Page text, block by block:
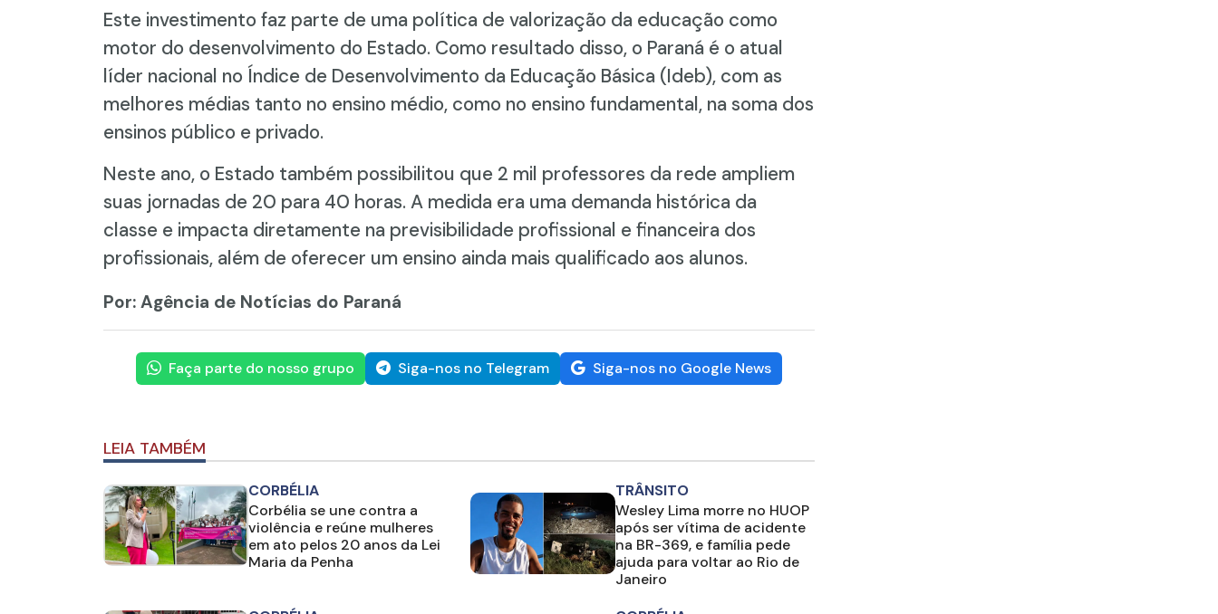
Este investimento faz parte de uma política de valorização da educação como
motor do desenvolvimento do Estado. Como resultado disso, o Paraná é o atual
líder nacional no Índice de Desenvolvimento da Educação Básica (Ideb), com as
melhores médias tanto no ensino médio, como no ensino fundamental, na soma dos
ensinos público e privado.
Neste ano, o Estado também possibilitou que 2 mil professores da rede ampliem
suas jornadas de 20 para 40 horas. A medida era uma demanda histórica da
classe e impacta diretamente na previsibilidade profissional e financeira dos
profissionais, além de oferecer um ensino ainda mais qualificado aos alunos.
Por: Agência de Notícias do Paraná
Faça parte do nosso grupo Siga-nos no Telegram Siga-nos no Google News
LEIA TAMBÉM
CORBÉLIA
Corbélia se une contra a
violência e reúne mulheres
em ato pelos 20 anos da Lei
Maria da Penha
TRÂNSITO
Wesley Lima morre no HUOP
após ser vítima de acidente
na BR-369, e família pede
ajuda para voltar ao Rio de
Janeiro